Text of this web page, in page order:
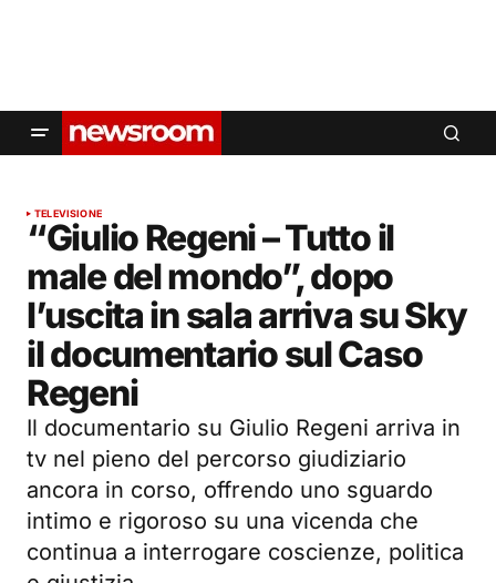
TELEVISIONE
“Giulio Regeni – Tutto il
male del mondo”, dopo
l’uscita in sala arriva su Sky
il documentario sul Caso
Regeni
Il documentario su Giulio Regeni arriva in
tv nel pieno del percorso giudiziario
ancora in corso, offrendo uno sguardo
intimo e rigoroso su una vicenda che
continua a interrogare coscienze, politica